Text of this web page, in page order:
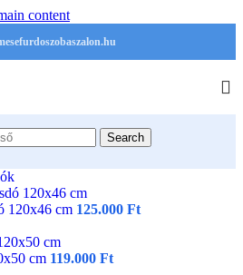
content
Search
120x46 cm 125.000 Ft
cm 119.000 Ft